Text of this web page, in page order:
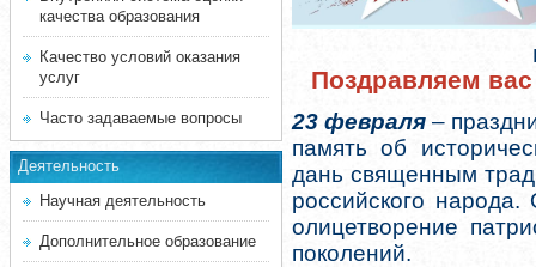
качества образования
Качество условий оказания
услуг
Часто задаваемые вопросы
Деятельность
Научная деятельность
Дополнительное образование
Поздравляем
23 февраля –
память об
дань священным
российского
олицетворение
поколений.